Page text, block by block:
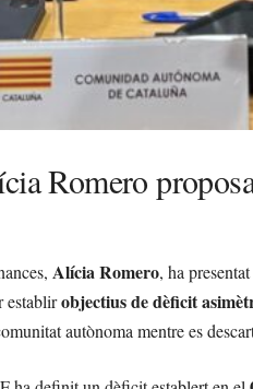
Romero
Alícia Romero, ha
establirobjectius de dèficit
autònoma mentre es